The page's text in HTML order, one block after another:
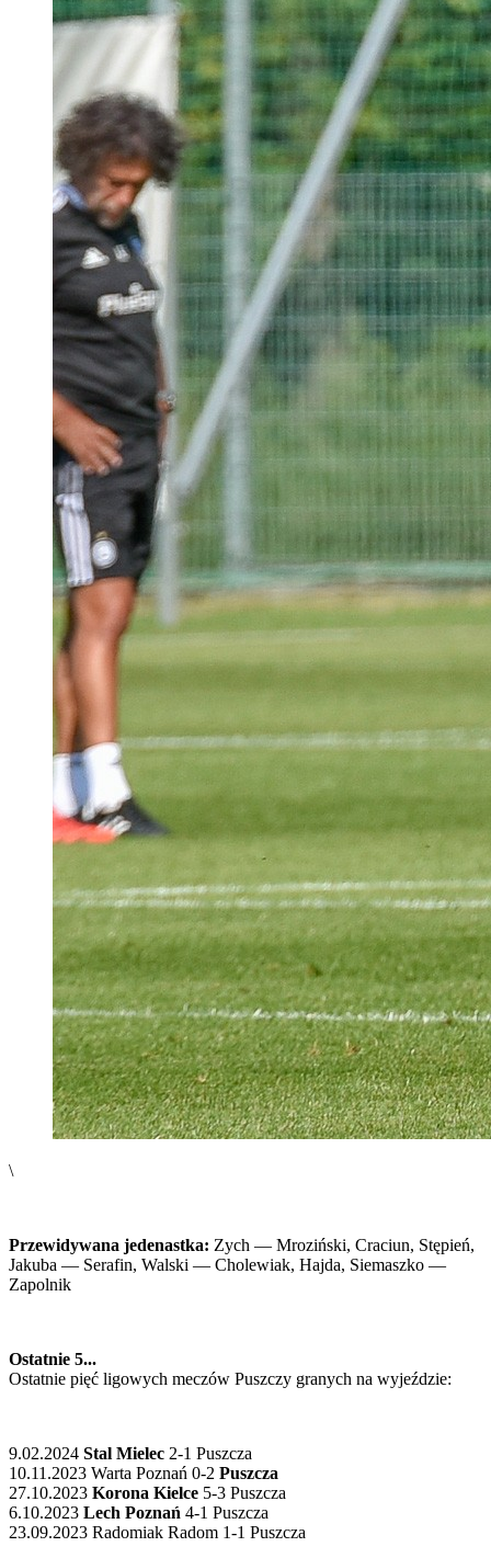
\
Przewidywana jedenastka: Zych — Mroziński, Craciun, Stępień,
Jakuba — Serafin, Walski — Cholewiak, Hajda, Siemaszko —
Zapolnik
Ostatnie 5...
Ostatnie pięć ligowych meczów Puszczy granych na wyjeździe:
9.02.2024 Stal Mielec 2-1 Puszcza
10.11.2023 Warta Poznań 0-2 Puszcza
27.10.2023 Korona Kielce 5-3 Puszcza
6.10.2023 Lech Poznań 4-1 Puszcza
23.09.2023 Radomiak Radom 1-1 Puszcza